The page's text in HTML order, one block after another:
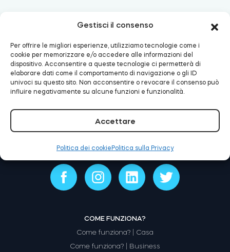
Gestisci il consenso
Per offrire le migliori esperienze, utilizziamo tecnologie come i
cookie per memorizzare e/o accedere alle informazioni del
dispositivo. Acconsentire a queste tecnologie ci permetterà di
elaborare dati come il comportamento di navigazione o gli ID
univoci su questo sito. Non acconsentire o revocare il consenso può
influire negativamente su alcune funzioni e funzionalità.
Accettare
Politica dei cookie Politica sulla Privacy
Casa acces
Tedee Biometric Module
Modulo relè intelligente BleBox
E-mail: support@tedee.com Telefono:
+48
22 307 72 67
COME FUNZIONA?
Come funziona? | Casa
Come funziona? | Business